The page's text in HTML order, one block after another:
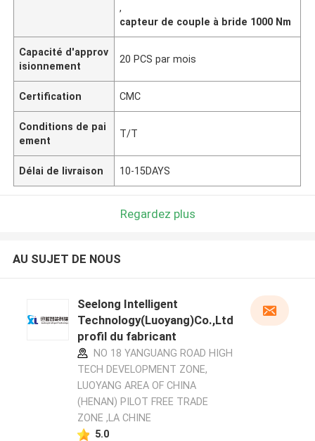
,
capteur de couple à bride 1000 Nm
Capacité d'approv
isionnement
20 PCS par mois
Certification CMC
Conditions de pai
ement
T/T
Délai de livraison 10-15DAYS
Regardez plus
AU SUJET DE NOUS
Seelong Intelligent
Technology(Luoyang)Co.,Ltd
profil du fabricant
NO 18 YANGUANG ROAD HIGH
TECH DEVELOPMENT ZONE,
LUOYANG AREA OF CHINA
(HENAN) PILOT FREE TRADE
ZONE ,LA CHINE
5.0